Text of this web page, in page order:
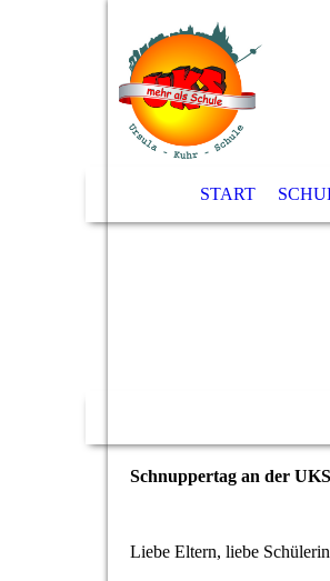
START
Schnuppertag an der UKS
Liebe Eltern, liebe